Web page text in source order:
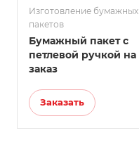
Изготовление бумажных
пакетов
Бумажный пакет с
петлевой ручкой на
заказ
Заказать